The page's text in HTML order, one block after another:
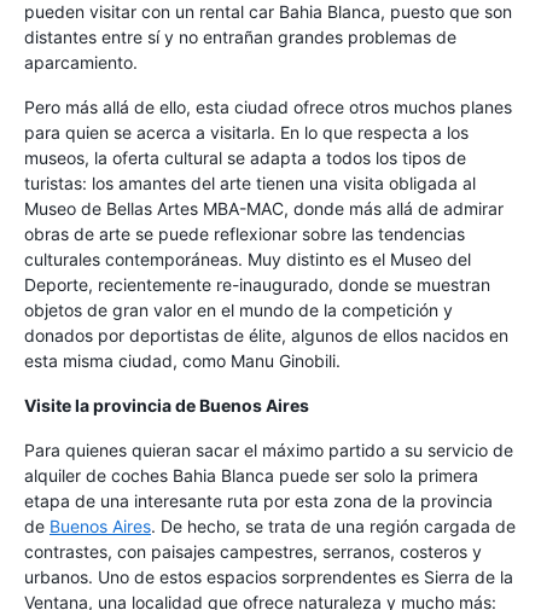
pueden visitar con un rental car Bahia Blanca, puesto que son
distantes entre sí y no entrañan grandes problemas de
aparcamiento.
Pero más allá de ello, esta ciudad ofrece otros muchos planes
para quien se acerca a visitarla. En lo que respecta a los
museos, la oferta cultural se adapta a todos los tipos de
turistas: los amantes del arte tienen una visita obligada al
Museo de Bellas Artes MBA-MAC, donde más allá de admirar
obras de arte se puede reflexionar sobre las tendencias
culturales contemporáneas. Muy distinto es el Museo del
Deporte, recientemente re-inaugurado, donde se muestran
objetos de gran valor en el mundo de la competición y
donados por deportistas de élite, algunos de ellos nacidos en
esta misma ciudad, como Manu Ginobili.
Visite la provincia de Buenos Aires
Para quienes quieran sacar el máximo partido a su servicio de
alquiler de coches Bahia Blanca puede ser solo la primera
etapa de una interesante ruta por esta zona de la provincia
de Buenos Aires. De hecho, se trata de una región cargada de
contrastes, con paisajes campestres, serranos, costeros y
urbanos. Uno de estos espacios sorprendentes es Sierra de la
Ventana, una localidad que ofrece naturaleza y mucho más: